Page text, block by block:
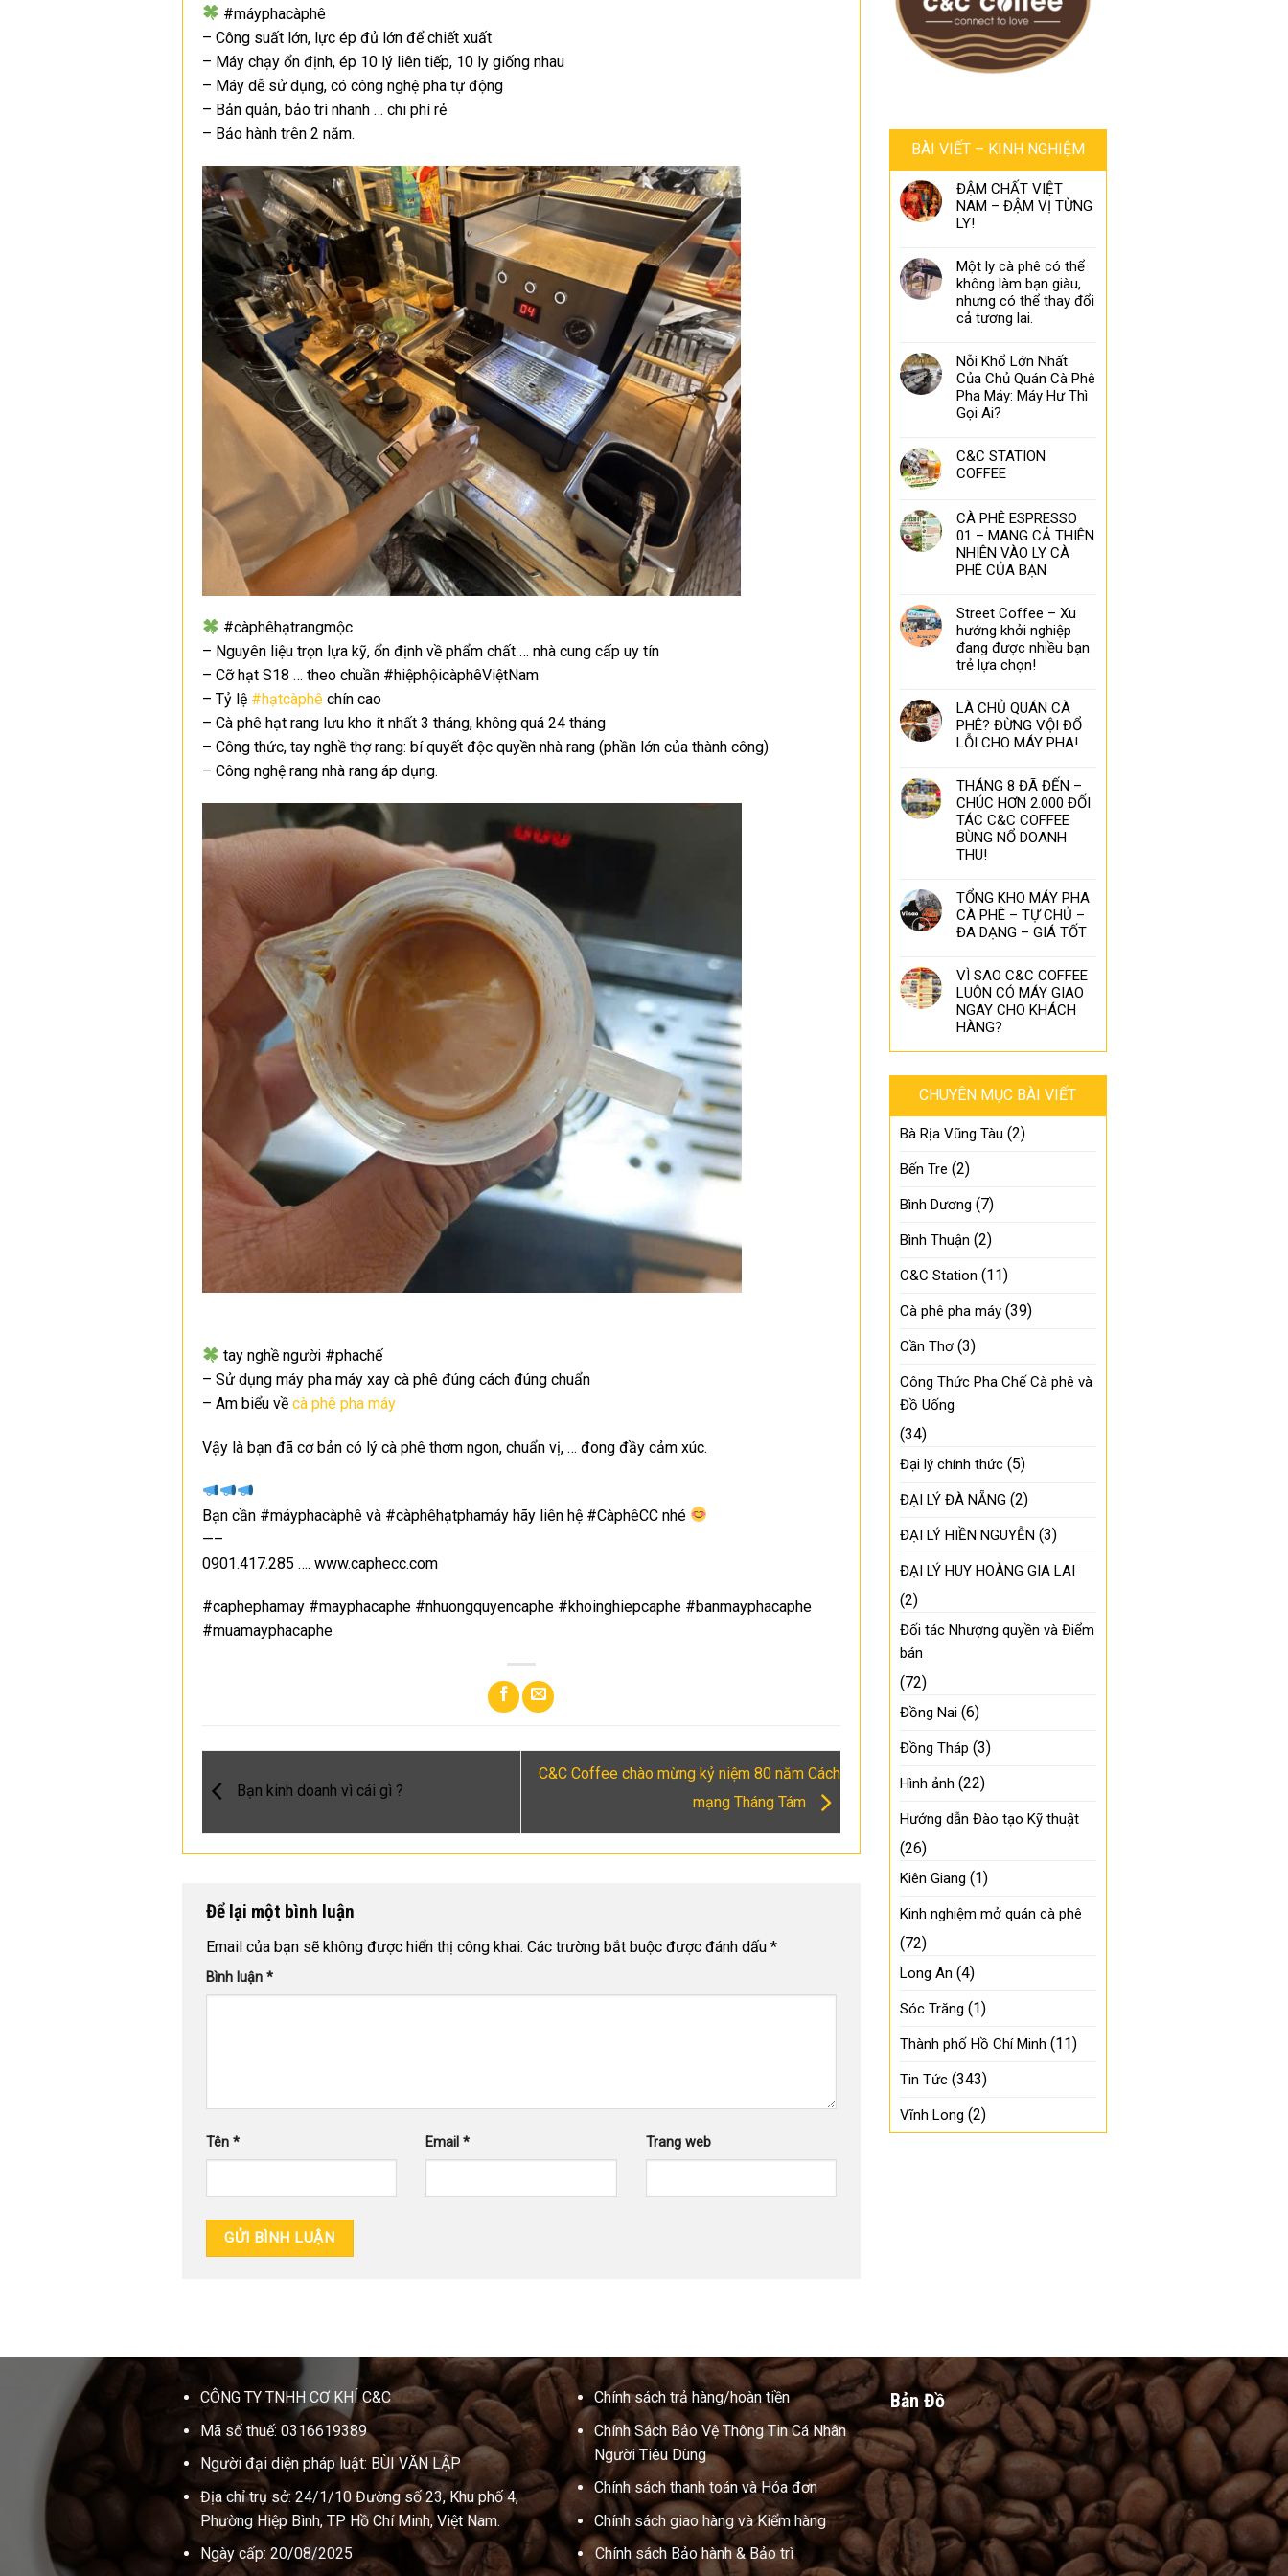
#máyphacàphê
– Công suất lớn, lực ép đủ lớn để chiết xuất
– Máy chạy ổn định, ép 10 lý liên tiếp, 10 ly giống nhau
– Máy dễ sử dụng, có công nghệ pha tự động
– Bản quản, bảo trì nhanh … chi phí rẻ
– Bảo hành trên 2 năm.
#càphêhạtrangmộc
– Nguyên liệu trọn lựa kỹ, ổn định về phẩm chất … nhà cung cấp uy tín
– Cỡ hạt S18 … theo chuần #hiệphộicàphêViệtNam
– Tỷ lệ #hạtcàphêchín cao
– Cà phê hạt rang lưu kho ít nhất 3 tháng, không quá 24 tháng
– Công thức, tay nghề thợ rang: bí quyết độc quyền nhà rang (phần lớn của thành công)
– Công nghệ rang nhà rang áp dụng.
tay nghề người #phachế
– Sử dụng máy pha máy xay cà phê đúng cách đúng chuẩn
– Am biểu về cà phê pha máy
Vậy là bạn đã cơ bản có lý cà phê thơm ngon, chuẩn vị, … đong đầy cảm xúc.
Bạn cần #máyphacàphê và #càphêhạtphamáy hãy liên hệ #CàphêCC nhé
—–
0901.417.285 …. www.caphecc.com
#caphephamay #mayphacaphe #nhuongquyencaphe #khoinghiepcaphe #banmayphacaphe
#muamayphacaphe
Bạn kinh doanh vì cái gì ?
C&C Coffee chào mừng kỷ niệm 80 năm Cách
mạng Tháng Tám
Để lại một bình luận
Email của bạn sẽ không được hiển thị công khai. Các trường bắt buộc được đánh dấu *
Bình luận *
Tên * Email* Trang web
BÀI VIẾT – KINH NGHIỆM
ĐẬM CHẤT VIỆT
NAM – ĐẬM VỊ TỪNG
LY!
Một ly cà phê có thể
không làm bạn giàu,
nhưng có thể thay đổi
cả tương lai.
Nỗi Khổ Lớn Nhất
Của Chủ Quán Cà Phê
Pha Máy: Máy Hư Thì
Gọi Ai?
C&C STATION
COFFEE
CÀ PHÊ ESPRESSO
01 – MANG CẢ THIÊN
NHIÊN VÀO LY CÀ
PHÊ CỦA BẠN
Street Coffee – Xu
hướng khởi nghiệp
đang được nhiều bạn
trẻ lựa chọn!
LÀ CHỦ QUÁN CÀ
PHÊ? ĐỪNG VỘI ĐỔ
LỖI CHO MÁY PHA!
THÁNG 8 ĐÃ ĐẾN –
CHÚC HƠN 2.000 ĐỐI
TÁC C&C COFFEE
BÙNG NỔ DOANH
THU!
TỔNG KHO MÁY PHA
CÀ PHÊ – TỰ CHỦ –
ĐA DẠNG – GIÁ TỐT
VÌ SAO C&C COFFEE
LUÔN CÓ MÁY GIAO
NGAY CHO KHÁCH
HÀNG?
CHUYÊN MỤC BÀI VIẾT
Bà Rịa Vũng Tàu (2)
Bến Tre (2)
Bình Dương (7)
Bình Thuận (2)
C&C Station (11)
Cà phê pha máy (39)
Cần Thơ (3)
Công Thức Pha Chế Cà phê và
Đồ Uống
(34)
Đại lý chính thức (5)
ĐẠI LÝ ĐÀ NẴNG (2)
ĐẠI LÝ HIỀN NGUYỄN (3)
ĐẠI LÝ HUY HOÀNG GIA LAI
(2)
Đối tác Nhượng quyền và Điểm
bán
(72)
Đồng Nai (6)
Đồng Tháp (3)
Hình ảnh (22)
Hướng dẫn Đào tạo Kỹ thuật
(26)
Kiên Giang (1)
Kinh nghiệm mở quán cà phê
(72)
Long An (4)
Sóc Trăng (1)
Thành phố Hồ Chí Minh (11)
Tin Tức (343)
Vĩnh Long (2)
CÔNG TY TNHH CƠ KHÍ C&C
Mã số thuế: 0316619389
Người đại diện pháp luật: BÙI VĂN LẬP
Địa chỉ trụ sở: 24/1/10 Đường số 23, Khu phố 4,
Phường Hiệp Bình, TP Hồ Chí Minh, Việt Nam.
Ngày cấp: 20/08/2025
Chính sách trả hàng/hoàn tiền
Chính Sách Bảo Vệ Thông Tin Cá Nhân
Người Tiêu Dùng
Chính sách thanh toán và Hóa đơn
Chính sách giao hàng và Kiểm hàng
Chính sách Bảo hành & Bảo trì
Bản Đồ